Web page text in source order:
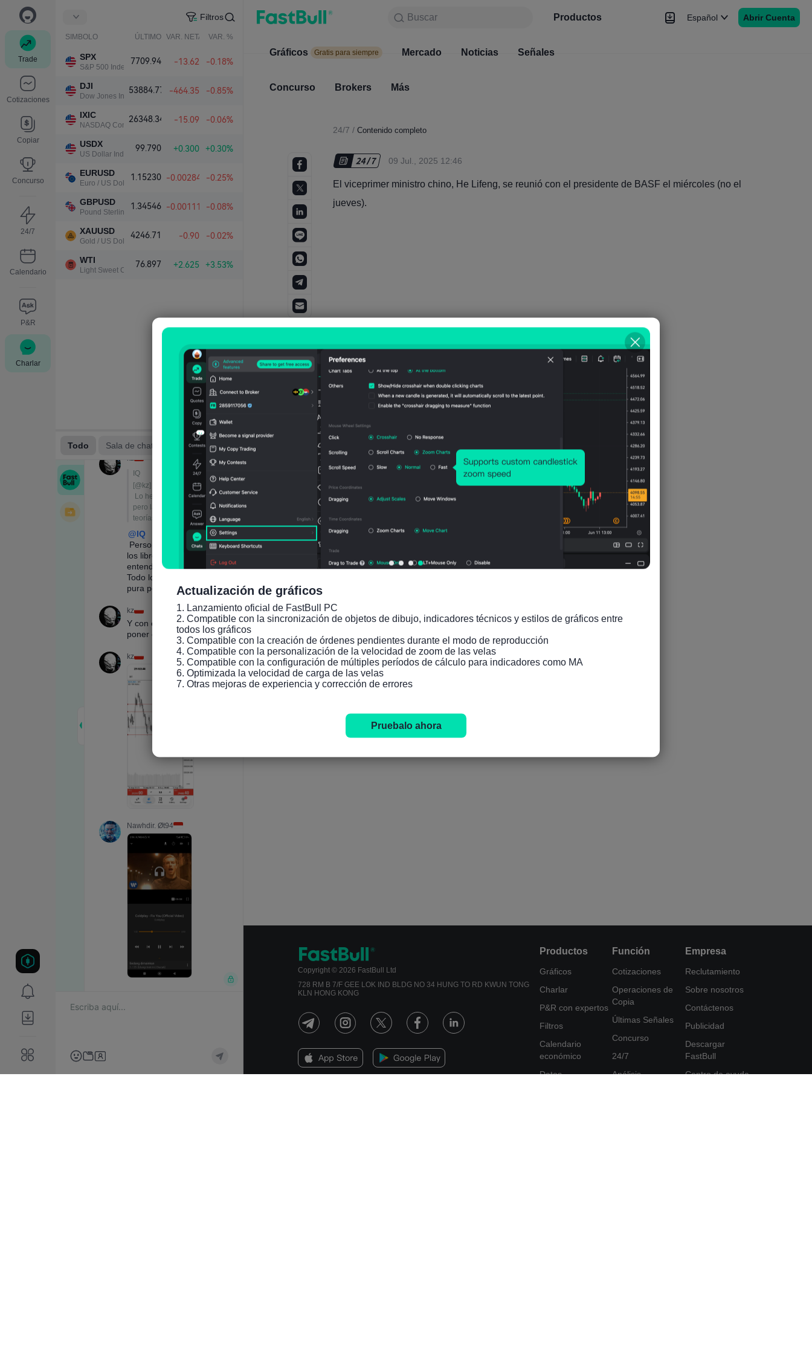
Trade
Cotizaciones
Copiar
Concurso
24/7
Calendario
P&R
Charlar
Filtros
SIMBOLO ÚLTIMO VAR. NETA VAR. %
SPX
S&P 500 Index
7709.94 -13.62 -0.18%
DJI
Dow Jones Industrial Average
53884.77 -464.35 -0.85%
IXIC
NASDAQ Composite Index
26348.34 -15.09 -0.06%
USDX
US Dollar Index
99.790 +0.300 +0.30%
EURUSD
Euro / US Dollar
1.15230 -0.00284 -0.25%
GBPUSD
Pound Sterling / US Dollar
1.34546 -0.00111 -0.08%
XAUUSD
Gold / US Dollar
4246.71 -0.90 -0.02%
WTI
Light Sweet Crude Oil
76.897 +2.625 +3.53%
Buscar Productos
Gráficos Gratis para siempre Mercado Noticias
Español Abrir Cuenta
Buscar
Productos
Gráficos Gratis para siempre Mercado Noticias Señales
Concurso Brokers Más
24/7 / Contenido completo
09 Jul., 2025 12:46
El viceprimer ministro chino, He Lifeng, se reunió con el presidente de BASF el miércoles (no el
jueves).
Copyright © 2026 FastBull Ltd
728 RM B 7/F GEE LOK IND BLDG NO 34 HUNG TO RD KWUN TONG
KLN HONG KONG
Productos
Gráficos
Charlar
P&R con expertos
Filtros
Calendario
económico
Datos
Función
Cotizaciones
Operaciones de
Copia
Últimas Señales
Concurso
24/7
Análisis
Empresa
Reclutamiento
Sobre nosotros
Contáctenos
Publicidad
Descargar
FastBull
Centro de ayuda
Actualización de gráficos
1. Lanzamiento oficial de FastBull PC
2. Compatible con la sincronización de objetos de dibujo, indicadores técnicos y estilos de gráficos entre
todos los gráficos
3. Compatible con la creación de órdenes pendientes durante el modo de reproducción
4. Compatible con la personalización de la velocidad de zoom de las velas
5. Compatible con la configuración de múltiples períodos de cálculo para indicadores como MA
6. Optimizada la velocidad de carga de las velas
7. Otras mejoras de experiencia y corrección de errores
Pruebalo ahora